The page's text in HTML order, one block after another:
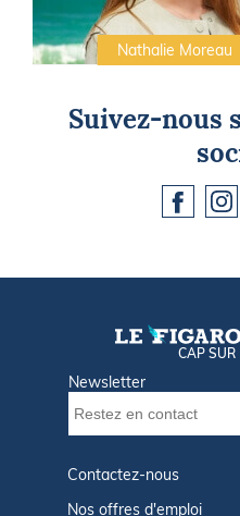
Nathalie Moreau
Suivez-nous
CAP SUR
Newsletter
Contactez-nous
Nos offres d'emploi